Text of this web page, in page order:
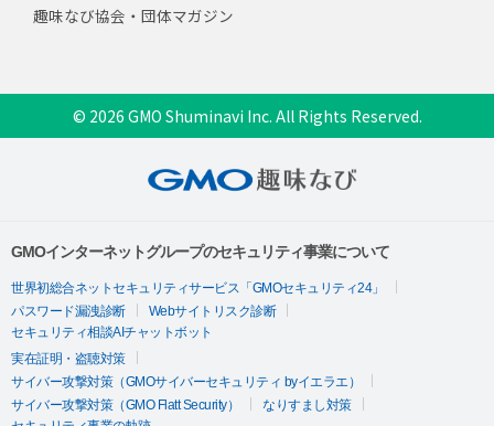
趣味なび協会・団体マガジン
© 2026 GMO Shuminavi Inc. All Rights Reserved.